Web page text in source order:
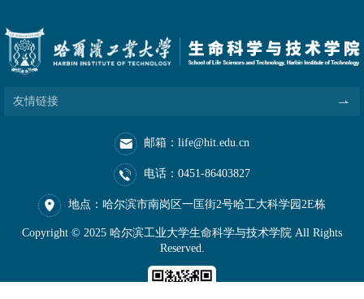
友情链接
邮箱：life@hit.edu.cn
电话：0451-86403827
地点：哈尔滨市南岗区一匡街2号哈工大科学园2E栋
Copyright © 2025 哈尔滨工业大学生命科学与技术学院 All Rights
Reserved.